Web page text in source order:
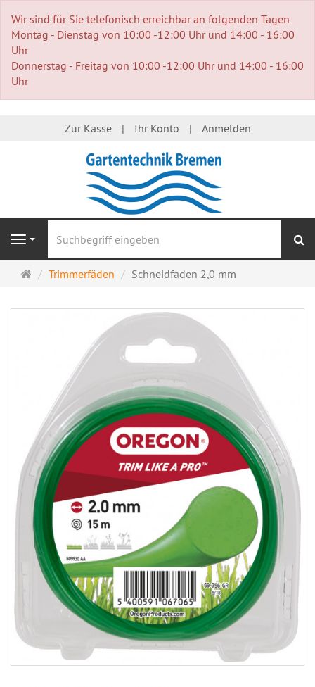
Wir sind für Sie telefonisch erreichbar an folgenden Tagen
Montag - Dienstag von 10:00 -12:00 Uhr und 14:00 - 16:00
Uhr
Donnerstag - Freitag von 10:00 -12:00 Uhr und 14:00 - 16:00
Uhr
Zur Kasse Ihr Konto Anmelden
Navigation
Startseite
Trimmerfäden Schneidfaden 2,0 mm